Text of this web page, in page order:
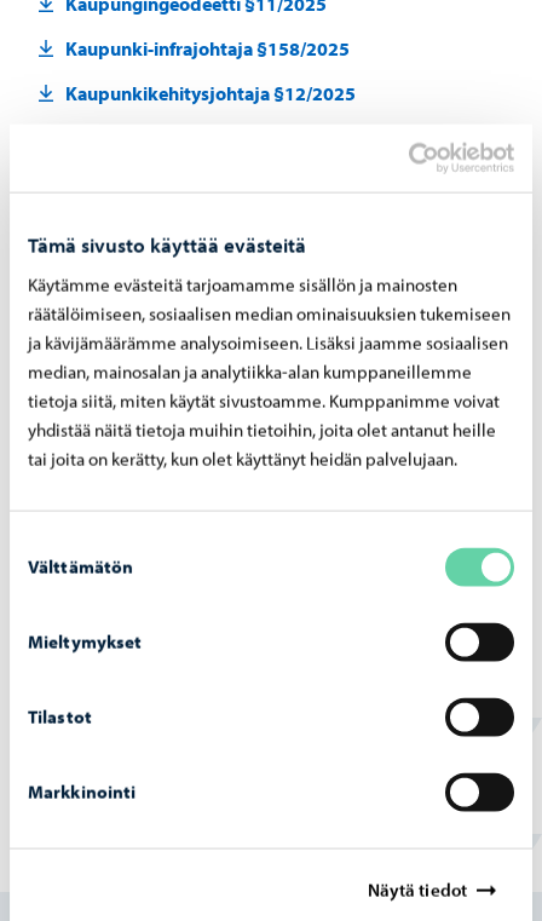
Tämä sivusto käyttää evästeitä
Käytämme evästeitä tarjoamamme sisällön ja mainosten
räätälöimiseen, sosiaalisen median ominaisuuksien tukemiseen
ja kävijämäärämme analysoimiseen. Lisäksi jaamme sosiaalisen
median, mainosalan ja analytiikka-alan kumppaneillemme
tietoja siitä, miten käytät sivustoamme. Kumppanimme voivat
yhdistää näitä tietoja muihin tietoihin, joita olet antanut heille
tai joita on kerätty, kun olet käyttänyt heidän palvelujaan.
valinta
Välttämätön
Mieltymykset
Tilastot
Markkinointi
Näytä tiedot
Kaupunki-infrajohtaja §158/2025
Kaupunkikehitysjohtaja §12/2025
Kaupunkikehityslautakunta 17.6. 2025 §109;
Kaupunkikehityslautakunnan toimivallan siirto
Lupa- ja valvontalautakunta §20/2025
Lupa- ja valvontalautakunta §67/2025
Lupa- ja valvontalautakunta §69/2025
Lupa- ja valvontalautakunta §119/2025
Sivistysjohtaja §107/2025
Tonttipäällikkö §112/2025